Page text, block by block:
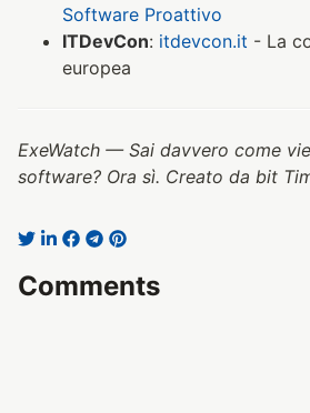
Software Proattivo
ITDevCon: itdevcon.it - La
europea
ExeWatch — Sai davvero come
software? Ora sì. Creato da bit
Comments